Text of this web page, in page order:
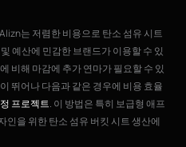
는 저렴한 비용으로 탄소 섬유 시트
예산에 민감한 브랜드가 이용할 수 있
비해 마감에 추가 연마가 필요할 수 있
뛰어나 다음과 같은 경우에 비용 효율
프로젝트. 이 방법은 특히 보급형 애프
인을 위한 탄소 섬유 버킷 시트 생산에